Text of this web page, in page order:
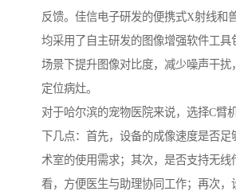
反馈。佳信电子研发的便携式X射线和
均采用了自主研发的图像增强软件工具
场景下提升图像对比度，减少噪声干扰
定位病灶。
对于哈尔滨的宠物医院来说，选择C臂
下几点：首先，设备的成像速度是否
术室的使用需求；其次，是否支持无线
看，方便医生与助理协同工作；再次，